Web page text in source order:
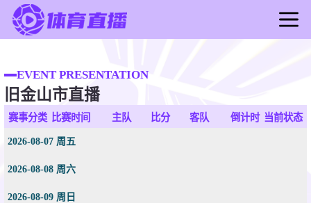
足球直播
篮球直播
足球录像
篮球新闻
EVENT PRESENTATION
旧金山市直播
赛事分类 比赛时间 主队 比分 客队 倒计时 当前状态
2026-08-07 周五
2026-08-08 周六
2026-08-09 周日